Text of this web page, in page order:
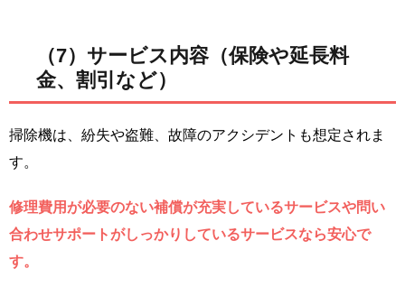
（7）サービス内容（保険や延長料
金、割引など）
掃除機は、紛失や盗難、故障のアクシデントも想定されま
す。
修理費用が必要のない補償が充実しているサービスや問い
合わせサポートがしっかりしているサービスなら安心で
す。